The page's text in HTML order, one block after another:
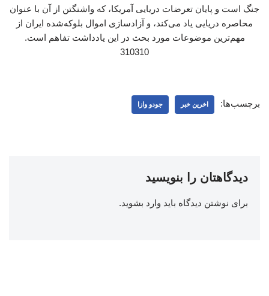
جنگ است و پایان تعرضات دریایی آمریکا، که واشنگتن از آن با عنوان
محاصره دریایی یاد می‌کند، و آزادسازی اموال بلوکه‌شده ایران از
مهم‌ترین موضوعات مورد بحث در این یادداشت تفاهم است.
310310
برچسب‌ها: اخرین خبر جودو وازا
دیدگاهتان را بنویسید
برای نوشتن دیدگاه باید وارد بشوید.